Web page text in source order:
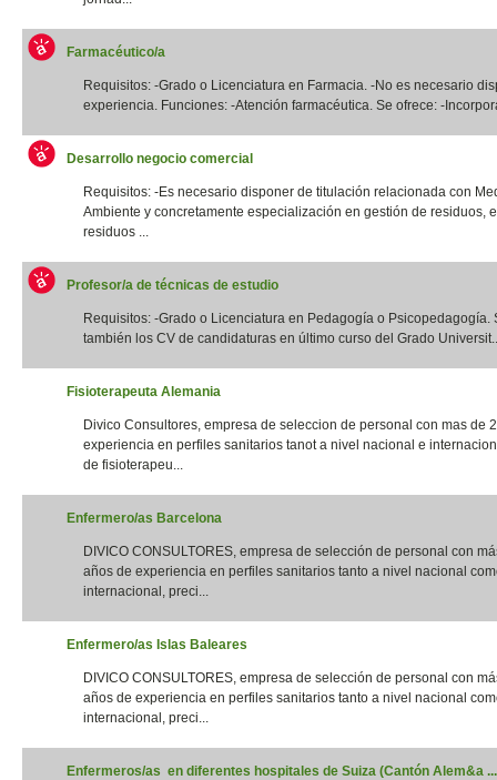
Farmacéutico/a
Requisitos: -Grado o Licenciatura en Farmacia. -No es necesario
experiencia. Funciones: -Atención farmacéutica. Se ofrece: -
Desarrollo negocio comercial
Requisitos: -Es necesario disponer de titulación relacionada con
Ambiente y concretamente especialización en gestión de residuos,
residuos ...
Profesor/a de técnicas de estudio
Requisitos: -Grado o Licenciatura en Pedagogía o Psicopedagogía.
también los CV de candidaturas en último curso del Grado
Fisioterapeuta Alemania
Divico Consultores, empresa de seleccion de personal con mas de
experiencia en perfiles sanitarios tanot a nivel nacional e
de fisioterapeu...
Enfermero/as Barcelona
DIVICO CONSULTORES, empresa de selección de personal con
años de experiencia en perfiles sanitarios tanto a nivel nacional
internacional, preci...
Enfermero/as Islas Baleares
DIVICO CONSULTORES, empresa de selección de personal con
años de experiencia en perfiles sanitarios tanto a nivel nacional
internacional, preci...
Enfermeros/as en diferentes hospitales de Suiza (Cantón Alem&a ...